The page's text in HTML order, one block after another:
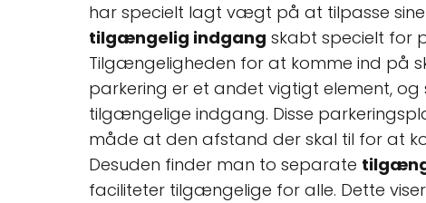
har specielt lagt vægt på at tilpasse
tilgængelig indgang skabt specielt for
Tilgængeligheden for at komme ind på
parkering er et andet vigtigt element, og
tilgængelige indgang. Disse
måde at den afstand der skal til for at
Desuden finder man to separate
faciliteter tilgængelige for alle. Dette